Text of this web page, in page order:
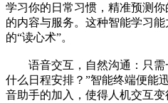
学习你的日常习惯，精准预测
的内容与服务。这种智能学习
的“读心术”。
语音交互，自然沟通：只需
什么日程安排？”智能终端便能
音助手的加入，使得人机交互